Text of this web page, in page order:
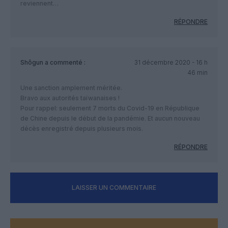
reviennent…
RÉPONDRE
Shôgun a commenté :
31 décembre 2020 - 16 h
46 min
Une sanction amplement méritée.
Bravo aux autorités taïwanaises !
Pour rappel: seulement 7 morts du Covid-19 en République
de Chine depuis le début de la pandémie. Et aucun nouveau
décès enregistré depuis plusieurs mois.
RÉPONDRE
LAISSER UN COMMENTAIRE